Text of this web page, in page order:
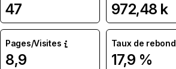
47 972,48 k
Pages/Visites
8,9
Taux de rebond
17,9 %